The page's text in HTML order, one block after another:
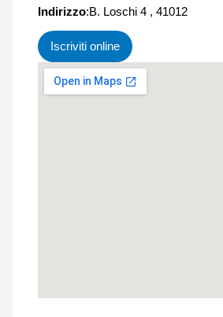
Indirizzo:B. Loschi 4 , 41012
Iscriviti online